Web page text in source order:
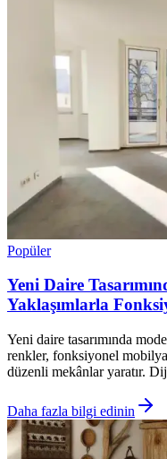
Popüler
Yeni Daire
Yaklaşımlarla
Yeni daire tasarımında
renkler, fonksiyonel
düzenli mekânlar yaratır.
Daha fazla bilgi edinin